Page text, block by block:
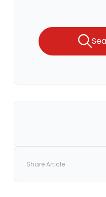
Share Article